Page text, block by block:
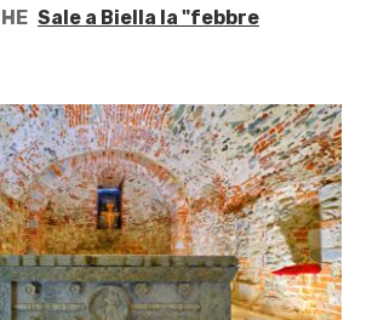
Sale a Biella la "febbre